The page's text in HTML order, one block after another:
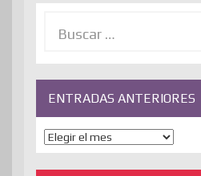
ENTRADAS ANTERIORES
ENTRADAS
ANTERIORES